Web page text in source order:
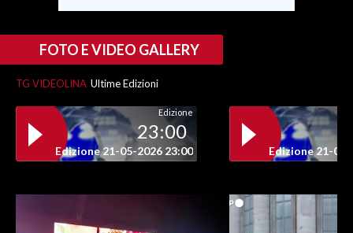
#CARAUNIONE
INSULARITÀ
ANNUNCI
FOTO E VIDEO GALLERY
TG VIDEOLINA Ultime Edizioni
Edizione
23:00
Edizione 21-05-2026 23:00 Edizione 21-05-